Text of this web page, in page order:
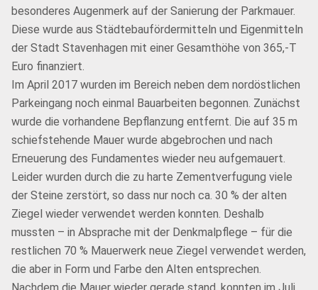
besonderes Augenmerk auf der Sanierung der Parkmauer.
Diese wurde aus Städtebaufördermitteln und Eigenmitteln
der Stadt Stavenhagen mit einer Gesamthöhe von 365,-T
Euro finanziert.
Im April 2017 wurden im Bereich neben dem nordöstlichen
Parkeingang noch einmal Bauarbeiten begonnen. Zunächst
wurde die vorhandene Bepflanzung entfernt. Die auf 35 m
schiefstehende Mauer wurde abgebrochen und nach
Erneuerung des Fundamentes wieder neu aufgemauert.
Leider wurden durch die zu harte Zementverfugung viele
der Steine zerstört, so dass nur noch ca. 30 % der alten
Ziegel wieder verwendet werden konnten. Deshalb
mussten – in Absprache mit der Denkmalpflege – für die
restlichen 70 % Mauerwerk neue Ziegel verwendet werden,
die aber in Form und Farbe den Alten entsprechen.